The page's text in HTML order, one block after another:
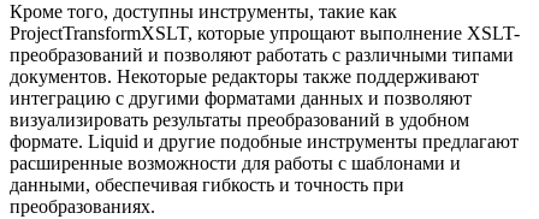
Кроме того, доступны инструменты, такие как
ProjectTransformXSLT, которые упрощают выполнение XSLT-
преобразований и позволяют работать с различными типами
документов. Некоторые редакторы также поддерживают
интеграцию с другими форматами данных и позволяют
визуализировать результаты преобразований в удобном
формате. Liquid и другие подобные инструменты предлагают
расширенные возможности для работы с шаблонами и
данными, обеспечивая гибкость и точность при
преобразованиях.